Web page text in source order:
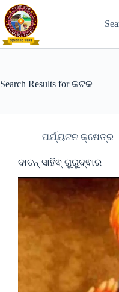
Skip
to
content
Search Results for କଟକ
ପର୍ଯ୍ୟଟନ କ୍ଷେତ୍ର
ଦାତନ୍ ସାହିଵ୍ ଗୁରୁଦ୍ଵାର